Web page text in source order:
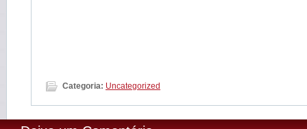
Categoria: Uncategorized